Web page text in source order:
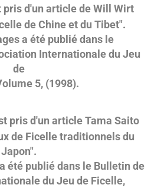
pris d'un article de Will Wirt
de Chine et du Tibet".
a été publié dans le
Internationale du Jeu
de
5, (1998).
pris d'un article Tama Saito
de Ficelle traditionnels du
Japon".
été publié dans le Bulletin de
du Jeu de Ficelle,